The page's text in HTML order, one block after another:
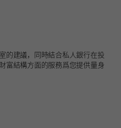
的建議，同時結合私人銀行在投
富結構方面的服務爲您提供量身